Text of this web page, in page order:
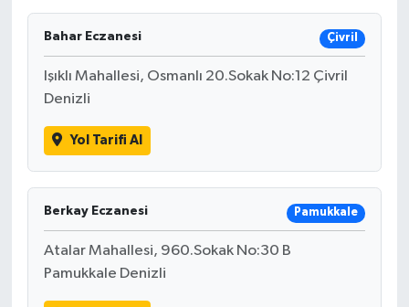
Bahar Eczanesi Çivril
Işıklı Mahallesi, Osmanlı 20.Sokak No:12 Çivril
Denizli
Yol Tarifi Al
Berkay Eczanesi Pamukkale
Atalar Mahallesi, 960.Sokak No:30 B
Pamukkale Denizli